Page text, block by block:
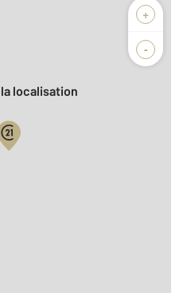
+
-
Biens vendus
la localisation